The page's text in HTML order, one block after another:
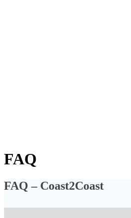
FAQ
FAQ – Coast2Coast